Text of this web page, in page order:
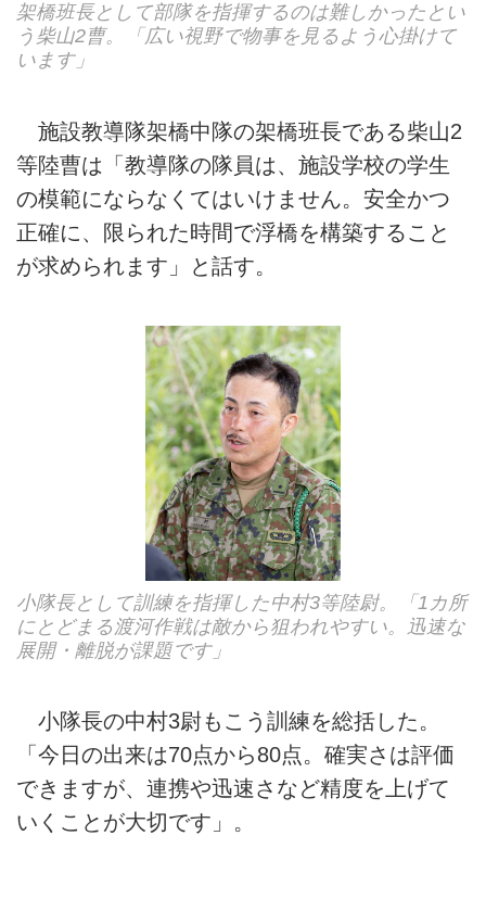
架橋班長として部隊を指揮するのは難しかったとい
う柴山2曹。「広い視野で物事を見るよう心掛けて
います」
施設教導隊架橋中隊の架橋班長である柴山2
等陸曹は「教導隊の隊員は、施設学校の学生
の模範にならなくてはいけません。安全かつ
正確に、限られた時間で浮橋を構築すること
が求められます」と話す。
小隊長として訓練を指揮した中村3等陸尉。「1カ所
にとどまる渡河作戦は敵から狙われやすい。迅速な
展開・離脱が課題です」
小隊長の中村3尉もこう訓練を総括した。
「今日の出来は70点から80点。確実さは評価
できますが、連携や迅速さなど精度を上げて
いくことが大切です」。